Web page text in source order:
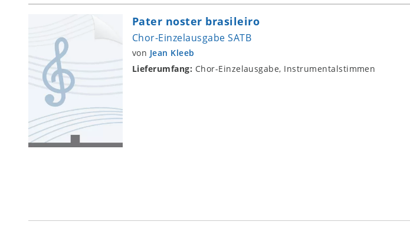
Pater noster brasileiro
Chor-Einzelausgabe SATB
von Jean Kleeb
Lieferumfang: Chor-Einzelausgabe, Instrumentalstimmen